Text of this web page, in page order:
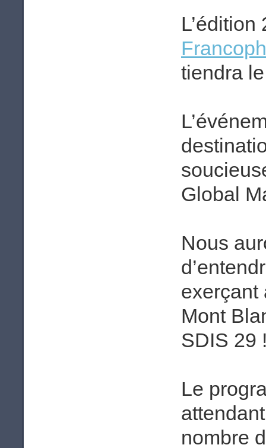
tiendra
Global
Nous
exerçant
Mont
SDIS 29
Le
nombre